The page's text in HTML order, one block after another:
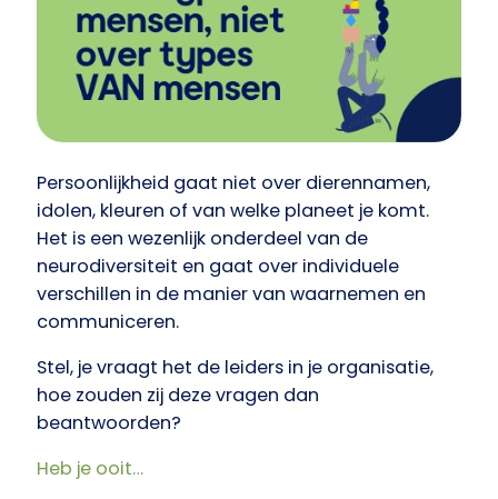
Persoonlijkheid gaat niet over dierennamen,
idolen, kleuren of van welke planeet je komt.
Het is een wezenlijk onderdeel van de
neurodiversiteit en gaat over individuele
verschillen in de manier van waarnemen en
communiceren.
Stel, je vraagt het de leiders in je organisatie,
hoe zouden zij deze vragen dan
beantwoorden?
Heb je ooit…